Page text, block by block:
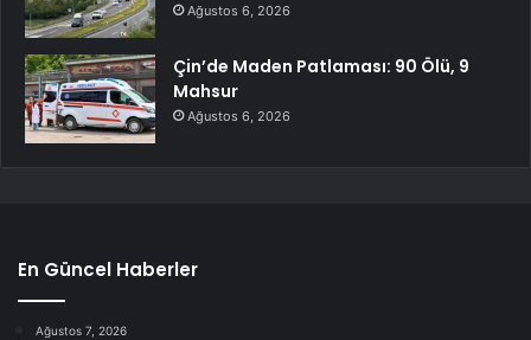
Ağustos 6, 2026
Çin’de Maden Patlaması: 90 Ölü, 9
Mahsur
Ağustos 6, 2026
En Güncel Haberler
Ağustos 7, 2026